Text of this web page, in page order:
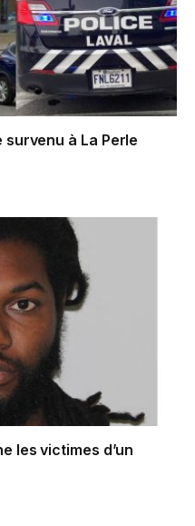
à La Perle
les victimes d’un